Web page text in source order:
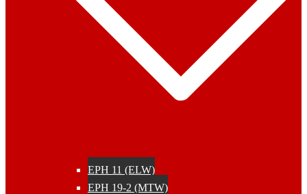
EPH 11 (ELW)
EPH 19-2 (MTW)